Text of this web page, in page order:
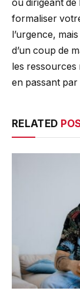
ou dirigeant de
formaliser
l’urgence,
d’un coup de
les ressources
en passant par
RELATED